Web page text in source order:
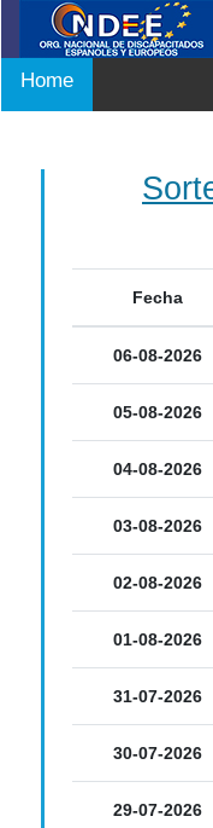
Home
Fecha
06-08-2026
05-08-2026
04-08-2026
03-08-2026
02-08-2026
01-08-2026
31-07-2026
30-07-2026
29-07-2026